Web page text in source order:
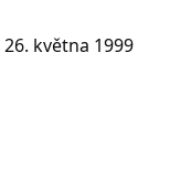
26. května 1999